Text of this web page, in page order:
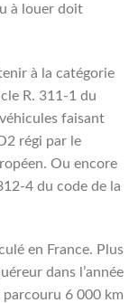
à louer doit
à la catégorie
R. 311-1 du
faisant
régi par le
Ou encore
4 du code de la
en France. Plus
dans l’année
parcouru 6 000 km